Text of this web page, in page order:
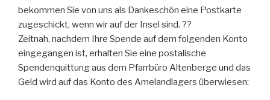
bekommen Sie von uns als Dankeschön eine Postkarte
zugeschickt, wenn wir auf der Insel sind. ??
Zeitnah, nachdem Ihre Spende auf dem folgenden Konto
eingegangen ist, erhalten Sie eine postalische
Spendenquittung aus dem Pfarrbüro Altenberge und das
Geld wird auf das Konto des Amelandlagers überwiesen: